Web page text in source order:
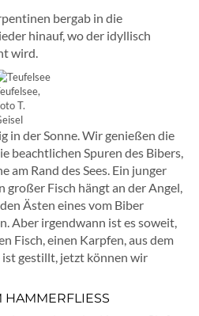
bergab in die
hinauf, wo der idyllisch
wird.
T.
in der Sonne. Wir genießen die
beachtlichen Spuren des Bibers,
am Rand des Sees. Ein junger
großer Fisch hängt an der Angel,
Ästen eines vom Biber
Aber irgendwann ist es soweit,
Fisch, einen Karpfen, aus dem
ist gestillt, jetzt können wir